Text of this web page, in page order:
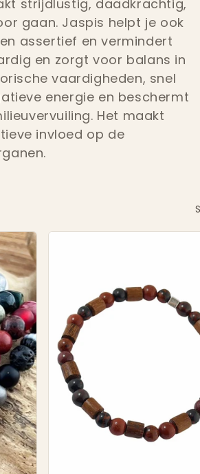
strijdlustig, daadkrachtig,
gaan. Jaspis helpt je ook
assertief en vermindert
en zorgt voor balans in
vaardigheden, snel
energie en beschermt
Het maakt
invloed op de